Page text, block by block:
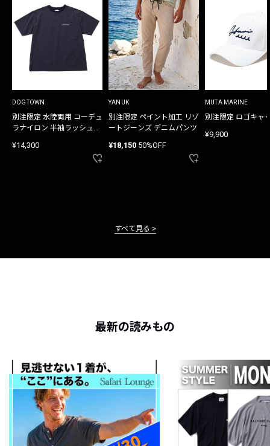
DOGTOWN
別注限定 水陸両用 コーデュ
ラナイロン 半袖ラッシュガ
¥14,300
YANUK
別注限定 ペイント加工 リゾ
ートジーンズ デニムパンツ
¥18,150 50%OFF
MUTA MARINE
別注限定 ロゴキャ
¥9,900
すべて見る
最新の読みもの